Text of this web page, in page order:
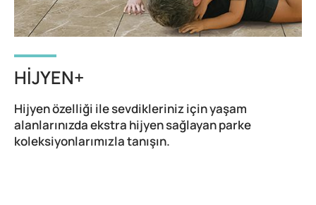
HIJYEN+
Hijyen özelliği ile sevdikleriniz için yaşam
alanlarınızda ekstra hijyen sağlayan parke
koleksiyonlarımızla tanışın.